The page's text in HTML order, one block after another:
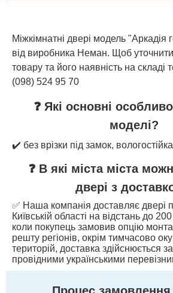
Міжкімнатні двері модель "Аркадія
від виробника Неман. Щоб
товару та його наявність на
(098) 524 95 70
❓ Які основні
моделі?
✔️ без врізки під замок,
❓ В які міста міста
двері з
✅ Наша компанія доставляє двері
Київській області на відстань до
коли покупець замовив опцію
решту регіонів, окрім тимчасово
територій, доставка здійснюється
провідними українськими